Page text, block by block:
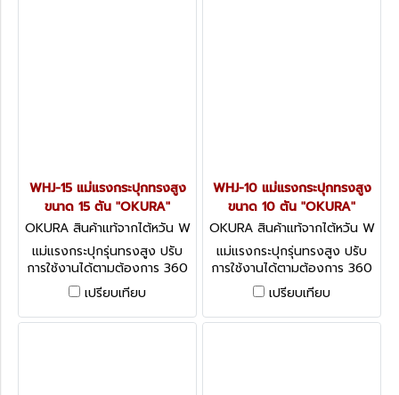
WHJ-15 แม่แรงกระปุกทรงสูง
ขนาด 15 ตัน "OKURA"
OKURA สินค้าแท้จากไต้หวัน W
HJ-15
แม่แรงกระปุกรุ่นทรงสูง ปรับ
การใช้งานได้ตามต้องการ 360
องศา ทั้งแนวตั้ง แนวตะแคง
แนวนอน
เปรียบเทียบ
WHJ-10 แม่แรงกระปุกทรงสูง
ขนาด 10 ตัน "OKURA"
OKURA สินค้าแท้จากไต้หวัน W
HJ-10
แม่แรงกระปุกรุ่นทรงสูง ปรับ
การใช้งานได้ตามต้องการ 360
องศา ทั้งแนวตั้ง แนวตะแคง
แนวนอน
เปรียบเทียบ